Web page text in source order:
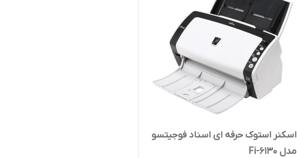
اسکنر استوک حرفه ای اسناد فوجیتسو
مدل Fi-6130